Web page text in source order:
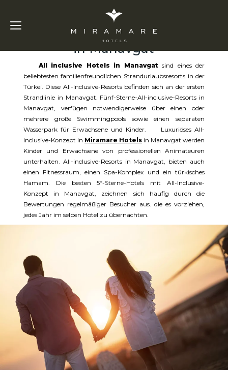
All inclusive hotels
in Manavgat
All inclusive Hotels in Manavgatsind eines der
beliebtesten familienfreundlichen Strandurlaubsresorts in der
Türkei. Diese All-Inclusive-Resorts befinden sich an der ersten
Strandlinie in Manavgat. Fünf-Sterne-All-inclusive-Resorts in
Manavgat, verfügen notwendigerweise über einen oder
mehrere große Swimmingpools sowie einen separaten
Wasserpark für Erwachsene und Kinder. Luxuriöses All-
inclusive-Konzept in Miramare Hotels in Manavgat werden
Kinder und Erwachsene von professionellen Animateuren
unterhalten. All-inclusive-Resorts in Manavgat, bieten auch
einen Fitnessraum, einen Spa-Komplex und ein türkisches
Hamam. Die besten 5*-Sterne-Hotels mit All-Inclusive-
Konzept in Manavgat, zeichnen sich häufig durch die
Bewertungen regelmäßiger Besucher aus. die es vorziehen,
jedes Jahr im selben Hotel zu übernachten.